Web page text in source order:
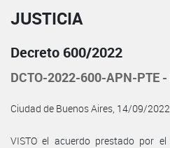
JUSTICIA
Decreto 600/2022
DCTO-2022-600-APN-PTE
Ciudad de Buenos Aires, 14/09/2022
VISTO el acuerdo prestado por el